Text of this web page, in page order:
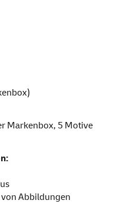
Markenbox, 5 Motive
Abbildungen